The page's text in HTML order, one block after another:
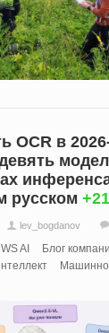
OCR в
русском +21
lev_bogdanov
AI
Блог